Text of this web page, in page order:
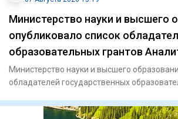
Министерство науки и высшего
опубликовало список
образовательных грантов
интернет журнал Власть
Министерство науки и высшего
обладателей государственных